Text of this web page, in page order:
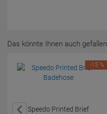
Das könnte Ihnen auch gefallen
Speedo Printed Brief
-15 %